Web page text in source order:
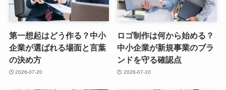
第一想起はどう作る？中小
企業が選ばれる場面と言葉
の決め方
2026-07-20
ロゴ制作は何から始める？
中小企業が新規事業のブラ
ンドを守る確認点
2026-07-10